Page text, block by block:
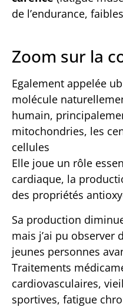
de l’endurance,
Zoom sur la
Egalement appelée
molécule
humain,
mitochondries, les
cellules
Elle joue un rôle
cardiaque, la
des propriétés
Sa production
mais j’ai pu observer
jeunes personnes
Traitements
cardiovasculaires,
sportives, fatigue